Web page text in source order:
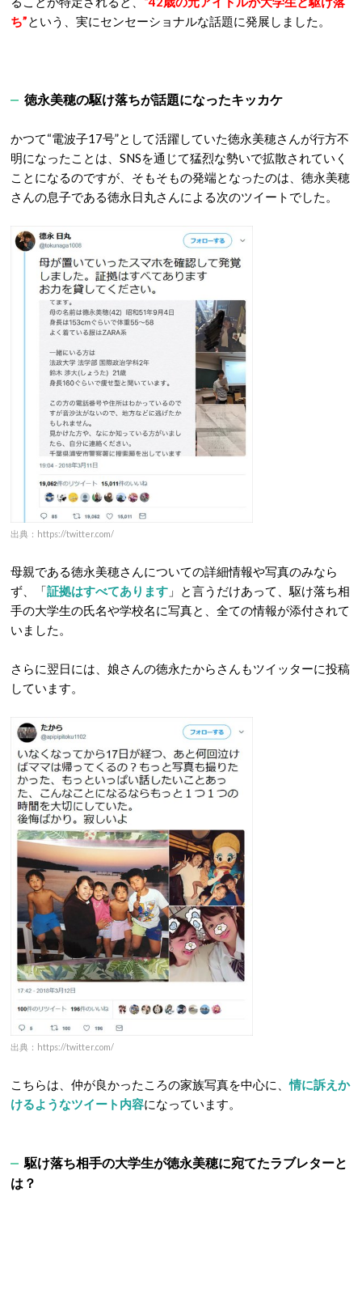
ち”という、実にセンセーショナルな話題に発展しました。
徳永美穂の駆け落ちが話題になったキッカケ
かつて“電波子17号”として活躍していた徳永美穂さんが行方不
明になったことは、SNSを通じて猛烈な勢いで拡散されていく
ことになるのですが、そもそもの発端となったのは、徳永美穂
さんの息子である徳永日丸さんによる次のツイートでした。
出典：https://twitter.com/
母親である徳永美穂さんについての詳細情報や写真のみなら
ず、「証拠はすべてあります 」と言うだけあって、駆け落ち相
手の大学生の氏名や学校名に写真と、全ての情報が添付されて
いました。
さらに翌日には、娘さんの徳永たからさんもツイッターに投稿
しています。
出典：https://twitter.com/
こちらは、仲が良かったころの家族写真を中心に、情に訴えか
けるようなツイート内容になっています。
駆け落ち相手の大学生が徳永美穂に宛てたラブレターと
は？